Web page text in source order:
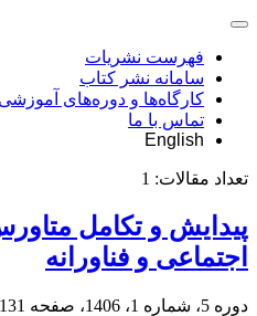
فهرست نشریات
سامانه نشر کتاب
کارگاه‌ها و دوره‌های
تماس با ما
English
تعداد مقالات: 1
پیدایش و تکامل
اجتماعی و فناورانه
دوره 5، شماره 1، 1406، صفحه 131-160